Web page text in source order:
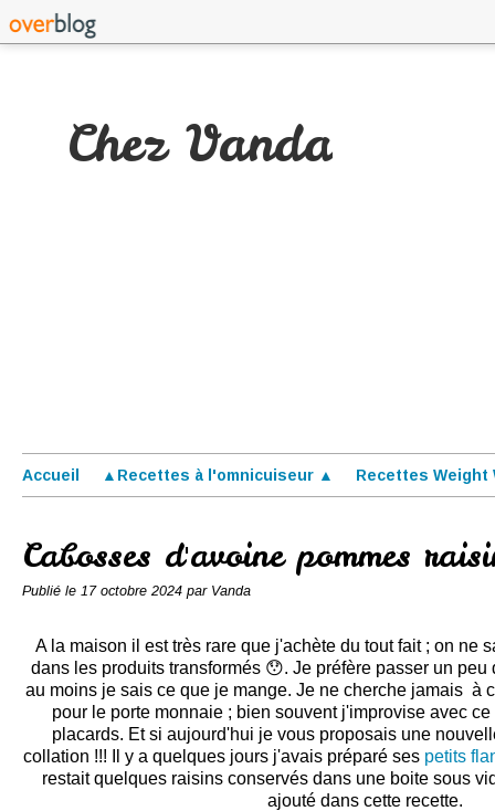
Chez Vanda
Accueil ▲Recettes à l'omnicuiseur ▲ Recettes Weight
Cabosses d'avoine pommes
Publié le 17 octobre 2024 par Vanda
A la maison il est très rare que j'achète du tout fait ; on ne
dans les produits transformés 😯. Je préfère passer un peu
au moins je sais ce que je mange. Je ne cherche jamais à
pour le porte monnaie ; bien souvent j'improvise avec
placards. Et si aujourd'hui je vous proposais une
collation !!! Il y a quelques jours j'avais préparé ses petits
restait quelques raisins conservés dans une boite sous
ajouté dans cette recette.